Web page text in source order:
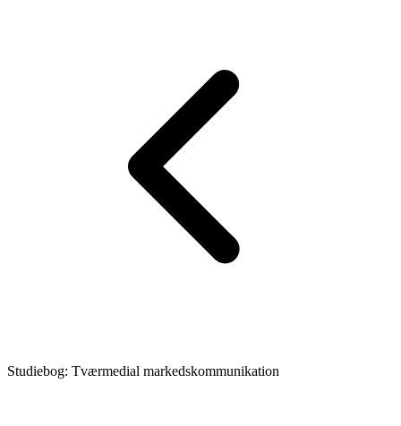
Studiebog: Tværmedial markedskommunikation